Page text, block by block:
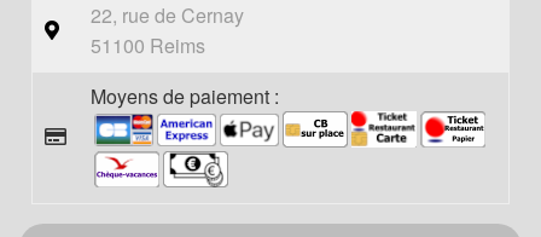
22, rue de Cernay
51100 Reims
Moyens de paiement :